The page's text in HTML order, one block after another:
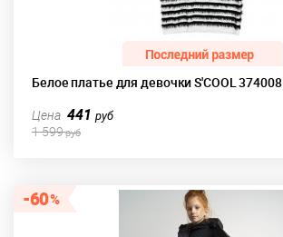
Белое платье для девочки S'COOL 374008
Цена 441руб
1 599руб
60